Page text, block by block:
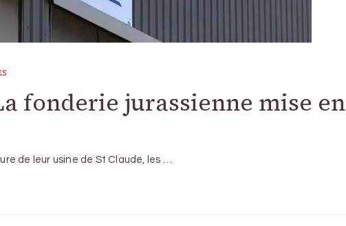
fonderie jurassienne mise en
de leur usine de St Claude, les …